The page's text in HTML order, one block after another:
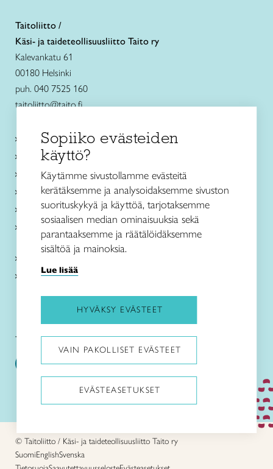
Taitoliitto /
Käsi- ja taideteollisuusliitto Taito ry
Kalevankatu 61
00180 Helsinki
puh. 040 7525 160
taitoliitto@taito.fi
Käsityökurssit ja koulutus
Ajankohtaista
Käsityöohjeet
Me olemme Taito
Paikallinen toiminta
Verkkokaupat
Kirjaudu Arviin
Kirjaudu Taitocampukseen
Taitoliitto: Taito-lehti:
© Taitoliitto / Käsi- ja taideteollisuusliitto Taito ry
SuomiEnglishSvenska
Sopiiko evästeiden
käyttö?
Käytämme sivustollamme evästeitä
kerätäksemme ja analysoidaksemme sivuston
suorituskykyä ja käyttöä, tarjotaksemme
sosiaalisen median ominaisuuksia sekä
parantaaksemme ja räätälöidäksemme
sisältöä ja mainoksia.
Lue lisää
HYVÄKSY EVÄSTEET
VAIN PAKOLLISET EVÄSTEET
EVÄSTEASETUKSET